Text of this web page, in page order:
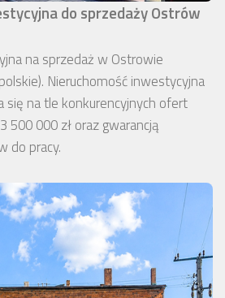
do sprzedaży Ostrów
na sprzedaż w Ostrowie
Nieruchomość inwestycyjna
się na tle konkurencyjnych ofert
500 000 zł oraz gwarancją
do pracy.